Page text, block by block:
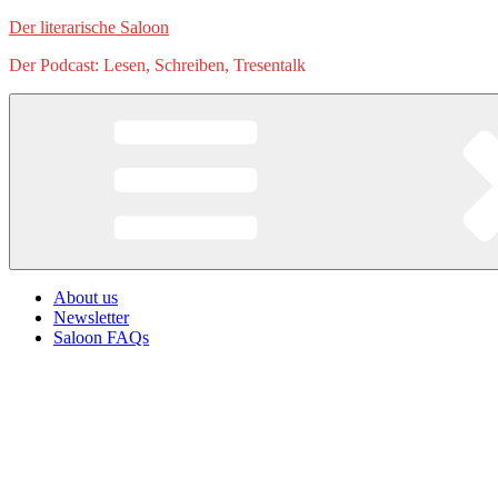
Zum
springen
Der literarische Saloon
Der Podcast: Lesen, Schreiben, Tresentalk
About us
Newsletter
Saloon FAQs